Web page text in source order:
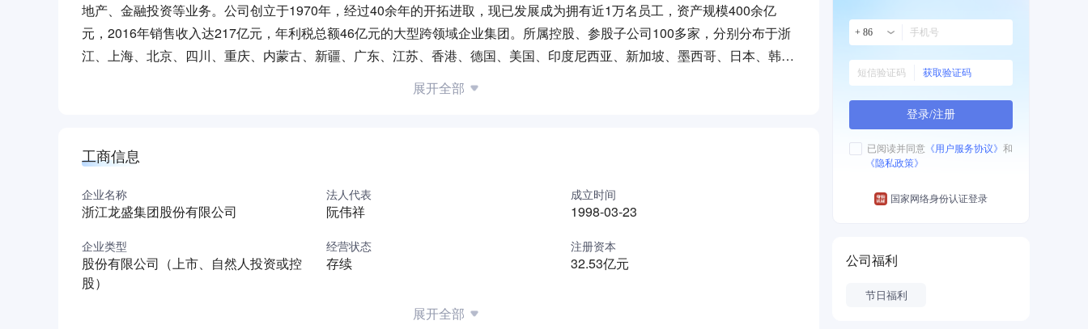
地产、金融投资等业务。公司创立于1970年，经过40余年的开拓进取，现已发展成为拥有近1万名员工，资产规模400余亿
元，2016年销售收入达217亿元，年利税总额46亿元的大型跨领域企业集团。所属控股、参股子公司100多家，分别分布于浙
江、上海、北京、四川、重庆、内蒙古、新疆、广东、江苏、香港、德国、美国、印度尼西亚、新加坡、墨西哥、日本、韩
公司被评为中国企业500强、中国制造业500强、中国非国有企业百强企业、中国石油化工行业100强、浙江省民营企业50
展成为全球的特殊化学品供应服务商。
集团公司下属一个国家级企业技术中心、一个专业的化工研究公司、一个国家博士后科研工作站，一个以上海为中心的投资发
展平台，在行业中率先通过ISO9001国际质量管理体系认证和ISO14001环境体系认证。国内专利271项，海外专利1700多
项。
展开全部
工商信息
企业名称
浙江龙盛集团股份有限公司
法人代表
阮伟祥
成立时间
1998-03-23
企业类型
股份有限公司（上市、自然人投资或控
股）
经营状态
存续
注册资本
32.53亿元
展开全部
+ 86
获取验证码
登录/注册
已阅读并同意 《用户服务协议》 和
《隐私政策》
国家网络身份认证登录
公司福利
节日福利